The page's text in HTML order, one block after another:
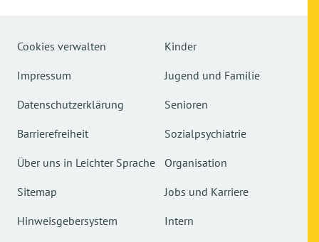
Cookies verwalten
Impressum
Datenschutzerklärung
Barrierefreiheit
Über uns in Leichter Sprache
Sitemap
Hinweisgebersystem
Kinder
Jugend und Familie
Senioren
Sozialpsychiatrie
Organisation
Jobs und Karriere
Intern